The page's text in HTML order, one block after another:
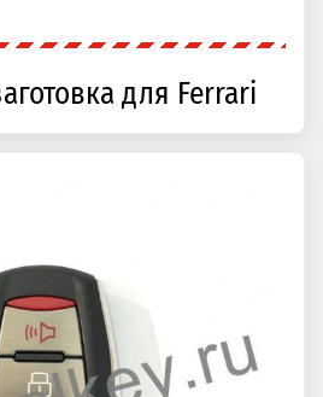
для Ferrari